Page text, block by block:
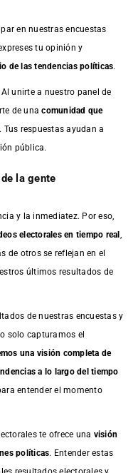
en nuestras encuestas
tu opinión y
de las tendencias políticas.
unirte a nuestro panel de
de unacomunidad que
. Tus respuestas ayudan a
pública.
la gente
y la inmediatez. Por eso,
electorales en tiempo real
de otros se reflejan en el
últimos resultados de
de nuestras encuestasy
solo capturamos el
una visión completa de
a lo largo del tiempo
entender el momento
te ofrece una visión
políticas. Entender estas